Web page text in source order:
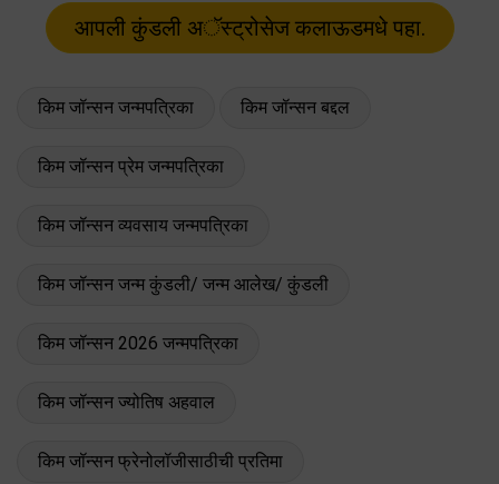
किम जॉन्सन जन्मपत्रिका किम जॉन्सन बद्दल
किम जॉन्सन प्रेम जन्मपत्रिका
किम जॉन्सन व्यवसाय जन्मपत्रिका
किम जॉन्सन जन्म कुंडली/ जन्म आलेख/ कुंडली
किम जॉन्सन 2026 जन्मपत्रिका
किम जॉन्सन ज्योतिष अहवाल
किम जॉन्सन फ्रेनोलॉजीसाठीची प्रतिमा